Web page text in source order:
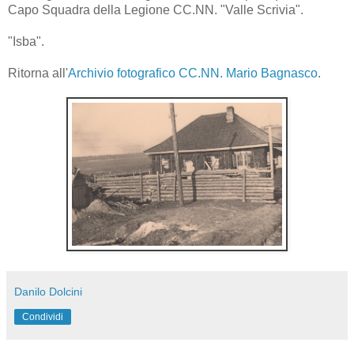
Capo Squadra della Legione CC.NN. "Valle Scrivia".
"Isba".
Ritorna all'Archivio fotografico CC.NN. Mario Bagnasco.
Danilo Dolcini
Condividi